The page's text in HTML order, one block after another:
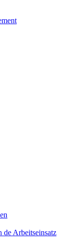
de Arbeitseinsatz